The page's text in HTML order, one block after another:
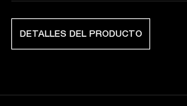
DETALLES DEL PRODUCTO